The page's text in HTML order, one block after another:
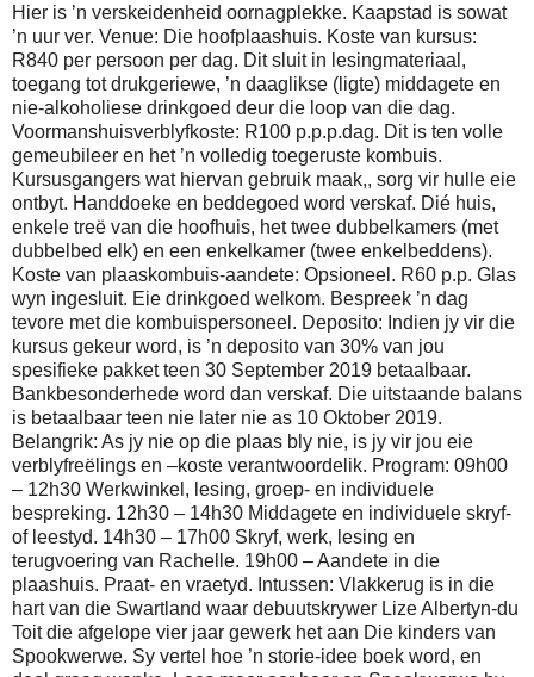
Hier is ’n verskeidenheid oornagplekke. Kaapstad is sowat
’n uur ver. Venue: Die hoofplaashuis. Koste van kursus:
R840 per persoon per dag. Dit sluit in lesingmateriaal,
toegang tot drukgeriewe, ’n daaglikse (ligte) middagete en
nie-alkoholiese drinkgoed deur die loop van die dag.
Voormanshuisverblyfkoste: R100 p.p.p.dag. Dit is ten volle
gemeubileer en het ’n volledig toegeruste kombuis.
Kursusgangers wat hiervan gebruik maak,, sorg vir hulle eie
ontbyt. Handdoeke en beddegoed word verskaf. Dié huis,
enkele treë van die hoofhuis, het twee dubbelkamers (met
dubbelbed elk) en een enkelkamer (twee enkelbeddens).
Koste van plaaskombuis-aandete: Opsioneel. R60 p.p. Glas
wyn ingesluit. Eie drinkgoed welkom. Bespreek ’n dag
tevore met die kombuispersoneel. Deposito: Indien jy vir die
kursus gekeur word, is ’n deposito van 30% van jou
spesifieke pakket teen 30 September 2019 betaalbaar.
Bankbesonderhede word dan verskaf. Die uitstaande balans
is betaalbaar teen nie later nie as 10 Oktober 2019.
Belangrik: As jy nie op die plaas bly nie, is jy vir jou eie
verblyfreëlings en –koste verantwoordelik. Program: 09h00
– 12h30 Werkwinkel, lesing, groep- en individuele
bespreking. 12h30 – 14h30 Middagete en individuele skryf-
of leestyd. 14h30 – 17h00 Skryf, werk, lesing en
terugvoering van Rachelle. 19h00 – Aandete in die
plaashuis. Praat- en vraetyd. Intussen: Vlakkerug is in die
hart van die Swartland waar debuutskrywer Lize Albertyn-du
Toit die afgelope vier jaar gewerk het aan Die kinders van
Spookwerwe. Sy vertel hoe ’n storie-idee boek word, en